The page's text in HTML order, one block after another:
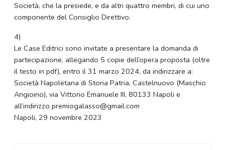
Società, che la presiede, e da altri quattro membri, di cui uno
componente del Consiglio Direttivo.
4)
Le Case Editrici sono invitate a presentare la domanda di
partecipazione, allegando 5 copie dell’opera proposta (oltre
il testo in pdf), entro il 31 marzo 2024, da indirizzare a:
Società Napoletana di Storia Patria, Castelnuovo (Maschio
Angioino), via Vittorio Emanuele III, 80133 Napoli e
all’indirizzo premiogalasso@gmail.com
Napoli, 29 novembre 2023